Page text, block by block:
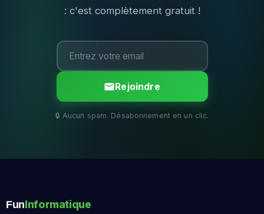
: c'est complètement gratuit !
Rejoindre
FunInformatique